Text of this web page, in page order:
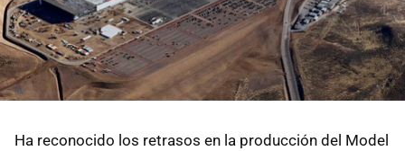
Ha reconocido los retrasos en la producción del Model